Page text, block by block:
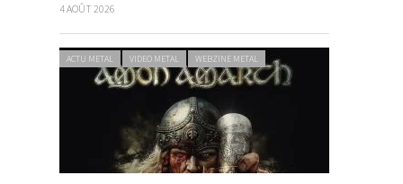
4 AOÛT 2026
ACTU METAL VIDEO METAL WEBZINE METAL